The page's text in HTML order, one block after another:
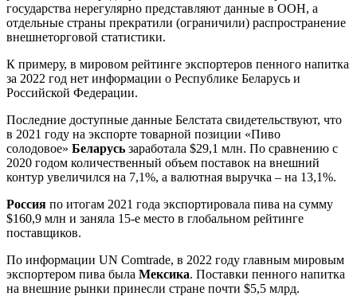
государства нерегулярно представляют данные в ООН, а
отдельные страны прекратили (ограничили) распространение
внешнеторговой статистики.
К примеру, в мировом рейтинге экспортеров пенного напитка
за 2022 год нет информации о Республике Беларусь и
Российской Федерации.
Последние доступные данные Белстата свидетельствуют, что
в 2021 году на экспорте товарной позиции «Пиво
солодовое» Беларусь заработала $29,1 млн. По сравнению с
2020 годом количественный объем поставок на внешний
контур увеличился на 7,1%, а валютная выручка – на 13,1%.
Россия по итогам 2021 года экспортировала пива на сумму
$160,9 млн и заняла 15-е место в глобальном рейтинге
поставщиков.
По информации UN Comtrade, в 2022 году главным мировым
экспортером пива была Мексика. Поставки пенного напитка
на внешние рынки принесли стране почти $5,5 млрд.